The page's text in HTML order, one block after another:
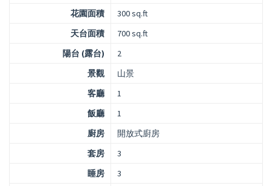
花園面積
300 sq.ft
天台面積
700 sq.ft
陽台 (露台)
2
景觀
山景
客廳
1
飯廳
1
廚房
開放式廚房
套房
3
睡房
3